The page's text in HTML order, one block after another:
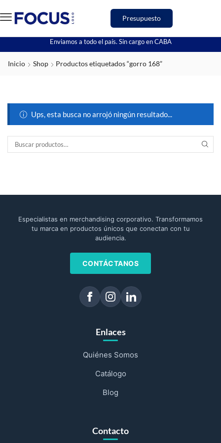
Presupuesto
Enviamos a todo el país. Sin cargo en CABA
Inicio Shop Productos etiquetados “gorro 168”
Ups, esta busca no arrojó ningún resultado...
Especialistas en merchandising corporativo. Transformamos
tu marca en productos únicos que conectan con tu
audiencia.
CONTÁCTANOS
Enlaces
Quiénes Somos
Catálogo
Blog
Contacto